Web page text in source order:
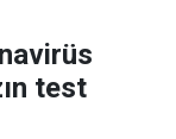
test